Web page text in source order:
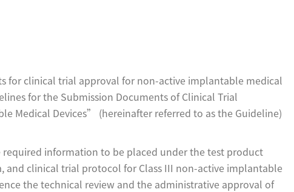
for clinical trial approval for non-active implantable medical
for the Submission Documents of Clinical Trial
Medical Devices” (hereinafter referred to as the Guideline)
information to be placed under the test product
and clinical trial protocol for Class III non-active implantable
the technical review and the administrative approval of